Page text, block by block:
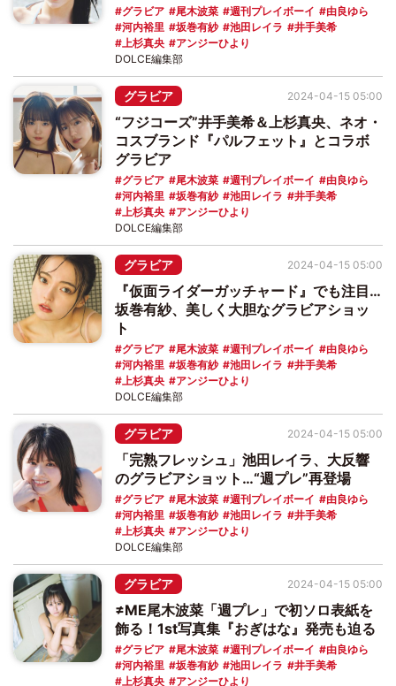
グラビア 尾木波菜 週刊プレイボーイ
由良ゆら
河内裕里
坂巻有紗 池田レイラ
井手美希
上杉真央
アンジーひより
DOLCE編集部
グラビア
“フジコーズ”井手美希＆上杉真央、ネオ・
コスブランド『パルフェット』とコラボ
グラビア
グラビア 尾木波菜 週刊プレイボーイ
由良ゆら
河内裕里
坂巻有紗 池田レイラ
井手美希
上杉真央
アンジーひより
2024-04-15 05:00
DOLCE編集部
グラビア
『仮面ライダーガッチャード』でも注目…
坂巻有紗、美しく大胆なグラビアショッ
ト
グラビア 尾木波菜 週刊プレイボーイ
由良ゆら
河内裕里
坂巻有紗 池田レイラ
井手美希
上杉真央
アンジーひより
2024-04-15 05:00
DOLCE編集部
グラビア
「完熟フレッシュ」池田レイラ、大反響
のグラビアショット…“週プレ”再登場
グラビア 尾木波菜 週刊プレイボーイ
由良ゆら
河内裕里
坂巻有紗 池田レイラ
井手美希
上杉真央
アンジーひより
2024-04-15 05:00
DOLCE編集部
グラビア
≠ME尾木波菜「週プレ」で初ソロ表紙を
飾る！1st写真集『おぎはな』発売も迫る
グラビア 尾木波菜 週刊プレイボーイ
由良ゆら
河内裕里
坂巻有紗 池田レイラ
井手美希
上杉真央
アンジーひより
2024-04-15 05:00